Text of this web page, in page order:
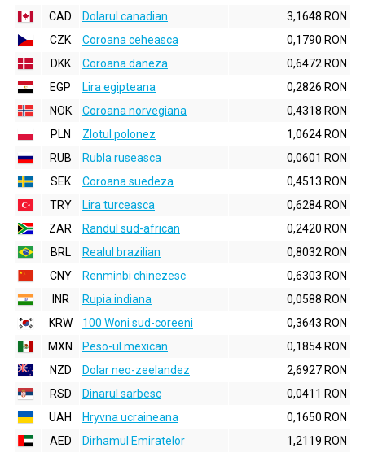
CAD
Dolarul canadian
3,1648 RON
CZK
Coroana ceheasca
0,1790 RON
DKK
Coroana daneza
0,6472 RON
EGP
Lira egipteana
0,2826 RON
NOK
Coroana norvegiana
0,4318 RON
PLN
Zlotul polonez
1,0624 RON
RUB
Rubla ruseasca
0,0601 RON
SEK
Coroana suedeza
0,4513 RON
TRY
Lira turceasca
0,6284 RON
ZAR
Randul sud-african
0,2420 RON
BRL
Realul brazilian
0,8032 RON
CNY
Renminbi chinezesc
0,6303 RON
INR
Rupia indiana
0,0588 RON
KRW
100 Woni sud-coreeni
0,3643 RON
MXN
Peso-ul mexican
0,1854 RON
NZD
Dolar neo-zeelandez
2,6927 RON
RSD
Dinarul sarbesc
0,0411 RON
UAH
Hryvna ucraineana
0,1650 RON
AED
Dirhamul Emiratelor
1,2119 RON